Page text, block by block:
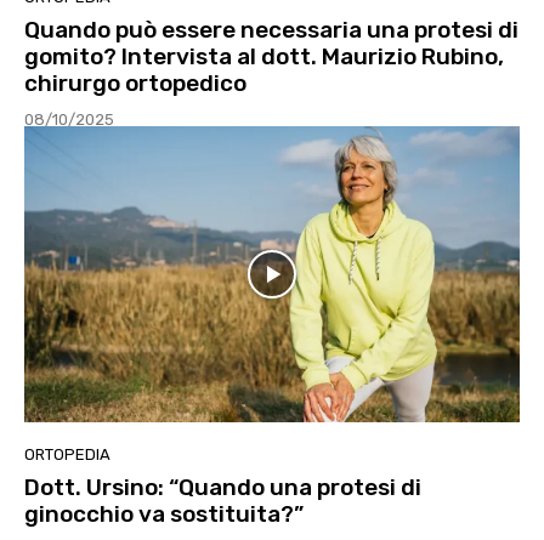
Quando può essere necessaria una protesi di
gomito? Intervista al dott. Maurizio Rubino,
chirurgo ortopedico
08/10/2025
ORTOPEDIA
Dott. Ursino: “Quando una protesi di
ginocchio va sostituita?”